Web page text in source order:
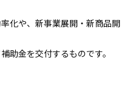
化や、新事業展開・新商品開
助金を交付するものです。